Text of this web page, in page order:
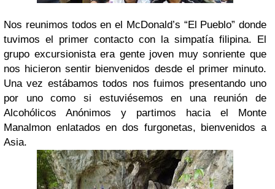
Nos reunimos todos en el McDonald’s “El Pueblo” donde
tuvimos el primer contacto con la simpatía filipina. El
grupo excursionista era gente joven muy sonriente que
nos hicieron sentir bienvenidos desde el primer minuto.
Una vez estábamos todos nos fuimos presentando uno
por uno como si estuviésemos en una reunión de
Alcohólicos Anónimos y partimos hacia el Monte
Manalmon enlatados en dos furgonetas, bienvenidos a
Asia.